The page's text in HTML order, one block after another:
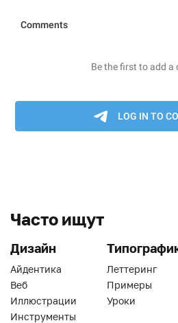
Часто ищут
Дизайн
Айдентика
Веб
Иллюстрации
Инструменты
Леттеринг
Примеры
Уроки